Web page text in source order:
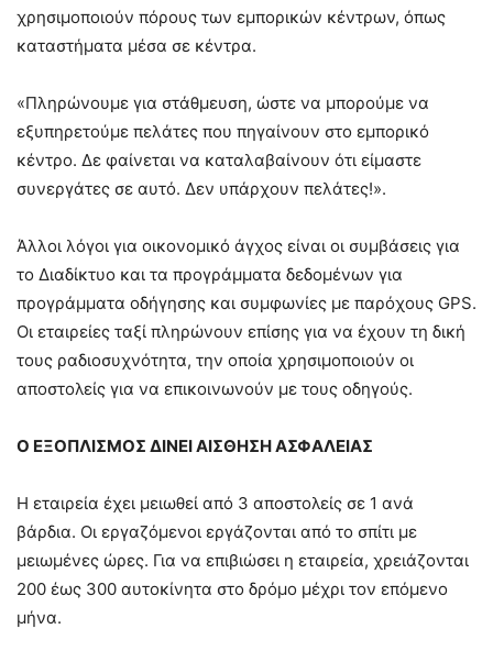
χρησιμοποιούν πόρους των εμπορικών κέντρων, όπως
καταστήματα μέσα σε κέντρα.
«Πληρώνουμε για στάθμευση, ώστε να μπορούμε να
εξυπηρετούμε πελάτες που πηγαίνουν στο εμπορικό
κέντρο. Δε φαίνεται να καταλαβαίνουν ότι είμαστε
συνεργάτες σε αυτό. Δεν υπάρχουν πελάτες!».
Άλλοι λόγοι για οικονομικό άγχος είναι οι συμβάσεις για
το Διαδίκτυο και τα προγράμματα δεδομένων για
προγράμματα οδήγησης και συμφωνίες με παρόχους GPS.
Οι εταιρείες ταξί πληρώνουν επίσης για να έχουν τη δική
τους ραδιοσυχνότητα, την οποία χρησιμοποιούν οι
αποστολείς για να επικοινωνούν με τους οδηγούς.
Ο ΕΞΟΠΛΙΣΜΟΣ ΔΙΝΕΙ ΑΙΣΘΗΣΗ ΑΣΦΑΛΕΙΑΣ
Η εταιρεία έχει μειωθεί από 3 αποστολείς σε 1 ανά
βάρδια. Οι εργαζόμενοι εργάζονται από το σπίτι με
μειωμένες ώρες. Για να επιβιώσει η εταιρεία, χρειάζονται
200 ​​έως 300 αυτοκίνητα στο δρόμο μέχρι τον επόμενο
μήνα.